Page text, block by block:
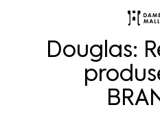
Douglas: